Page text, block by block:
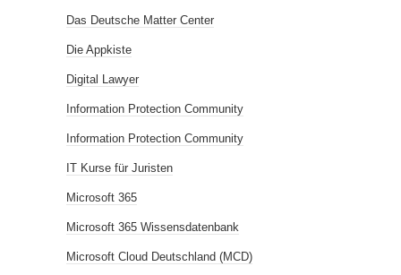
Das Deutsche Matter Center
Die Appkiste
Digital Lawyer
Information Protection Community
Information Protection Community
IT Kurse für Juristen
Microsoft 365
Microsoft 365 Wissensdatenbank
Microsoft Cloud Deutschland (MCD)